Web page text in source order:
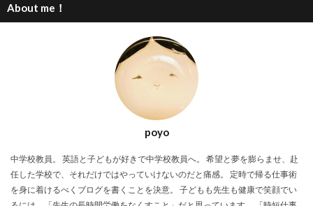
About me！
poyo
中学校教員。 英語と子どもが好きで中学校教員へ。 希望と夢を膨らませ、赴
任した学校で、それだけではやっていけないのだと痛感。 定時で帰る仕事術
を身に着けるべくブログを書くことを決意。 子どもも先生も健康で笑顔でい